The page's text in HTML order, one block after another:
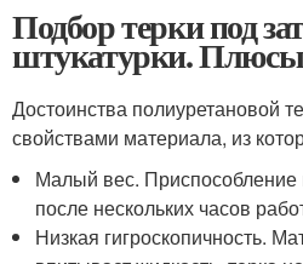
Подбор терки под
штукатурки.
Достоинства полиуретановой
свойствами материала, из
Малый вес. Приспособление
после нескольких часов
Низкая гигроскопичность.